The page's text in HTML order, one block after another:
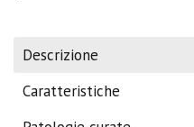
Descrizione
Caratteristiche